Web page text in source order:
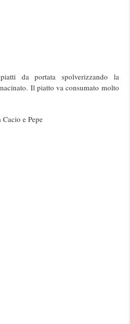
da portata spolverizzando la
Il piatto va consumato molto
e Pepe